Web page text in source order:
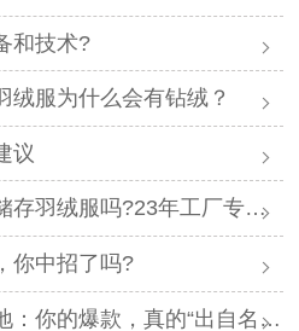
和技术?
绒服为什么会有钻绒？
议
绒服吗?23年工厂专业解答
你中招了吗?
的爆款，真的“出自名门”吗？